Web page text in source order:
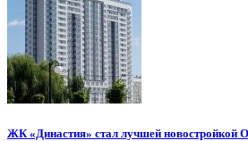
ЖК «Династия» стал лучшей новостройкой